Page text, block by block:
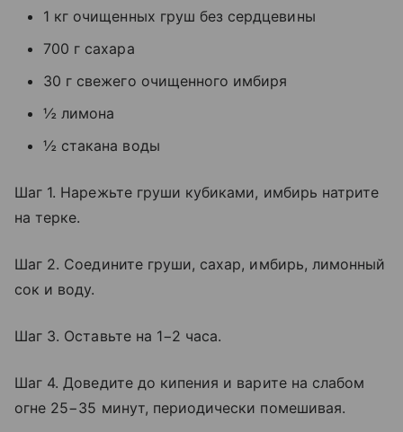
1 кг очищенных груш без сердцевины
700 г сахара
30 г свежего очищенного имбиря
½ лимона
½ стакана воды
Шаг 1. Нарежьте груши кубиками, имбирь натрите
на терке.
Шаг 2. Соедините груши, сахар, имбирь, лимонный
сок и воду.
Шаг 3. Оставьте на 1−2 часа.
Шаг 4. Доведите до кипения и варите на слабом
огне 25−35 минут, периодически помешивая.